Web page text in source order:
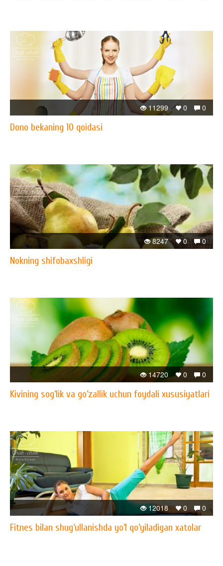
0
0
11299
Dono bekaning 10 qoidasi
0
0
8247
Nokning shifobaxshligi
0
0
14720
Kivining sog‘lik va go‘zallik uchun foydali xususiyatlari
0
0
12018
Fitnes bilan shug‘ullanishda yo‘l qo‘yiladigan xatolar